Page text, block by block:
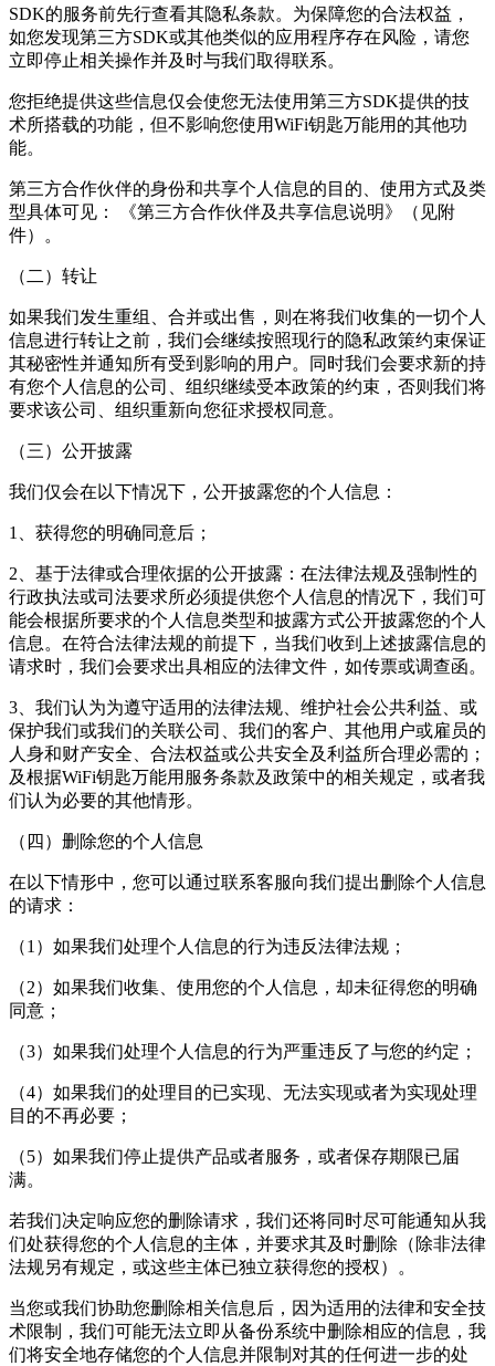
SDK的服务前先行查看其隐私条款。为保障您的合法权益，
如您发现第三方SDK或其他类似的应用程序存在风险，请您
立即停止相关操作并及时与我们取得联系。
您拒绝提供这些信息仅会使您无法使用第三方SDK提供的技
术所搭载的功能，但不影响您使用WiFi钥匙万能用 的其他功
能。
第三方合作伙伴的身份和共享个人信息的目的、使用方式及类
型具体可见： 《第三方合作伙伴及共享信息说明》（见附
件）。
（二）转让
如果我们发生重组、合并或出售，则在将我们收集的一切个人
信息进行转让之前，我们会继续按照现行的隐私政策约束保证
其秘密性并通知所有受到影响的用户。同时我们会要求新的持
有您个人信息的公司、组织继续受本政策的约束，否则我们将
要求该公司、组织重新向您征求授权同意。
（三）公开披露
我们仅会在以下情况下，公开披露您的个人信息：
1、获得您的明确同意后；
2、基于法律或合理依据的公开披露：在法律法规及强制性的
行政执法或司法要求所必须提供您个人信息的情况下，我们可
能会根据所要求的个人信息类型和披露方式公开披露您的个人
信息。在符合法律法规的前提下，当我们收到上述披露信息的
请求时，我们会要求出具相应的法律文件，如传票或调查函。
3、我们认为为遵守适用的法律法规、维护社会公共利益、或
保护我们或我们的关联公司、我们的客户、其他用户或雇员的
人身和财产安全、合法权益或公共安全及利益所合理必需的；
及根据WiFi钥匙万能用 服务条款及政策中的相关规定，或者我
们认为必要的其他情形。
（四）删除您的个人信息
在以下情形中，您可以通过联系客服向我们提出删除个人信息
的请求：
（1）如果我们处理个人信息的行为违反法律法规；
（2）如果我们收集、使用您的个人信息，却未征得您的明确
同意；
（3）如果我们处理个人信息的行为严重违反了与您的约定；
（4）如果我们的处理目的已实现、无法实现或者为实现处理
目的不再必要；
（5）如果我们停止提供产品或者服务，或者保存期限已届
满。
若我们决定响应您的删除请求，我们还将同时尽可能通知从我
们处获得您的个人信息的主体，并要求其及时删除（除非法律
法规另有规定，或这些主体已独立获得您的授权）。
当您或我们协助您删除相关信息后，因为适用的法律和安全技
术限制，我们可能无法立即从备份系统中删除相应的信息，我
们将安全地存储您的个人信息并限制对其的任何进一步的处